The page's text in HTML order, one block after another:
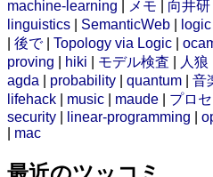
machine-learning
メモ 向井研
linguistics
SemanticWeb logic
後で| Topology via Logic
proving
hiki モデル検査 人狼
agda
probability quantum 音
lifehack
music maude プロ
security
linear-programming
mac